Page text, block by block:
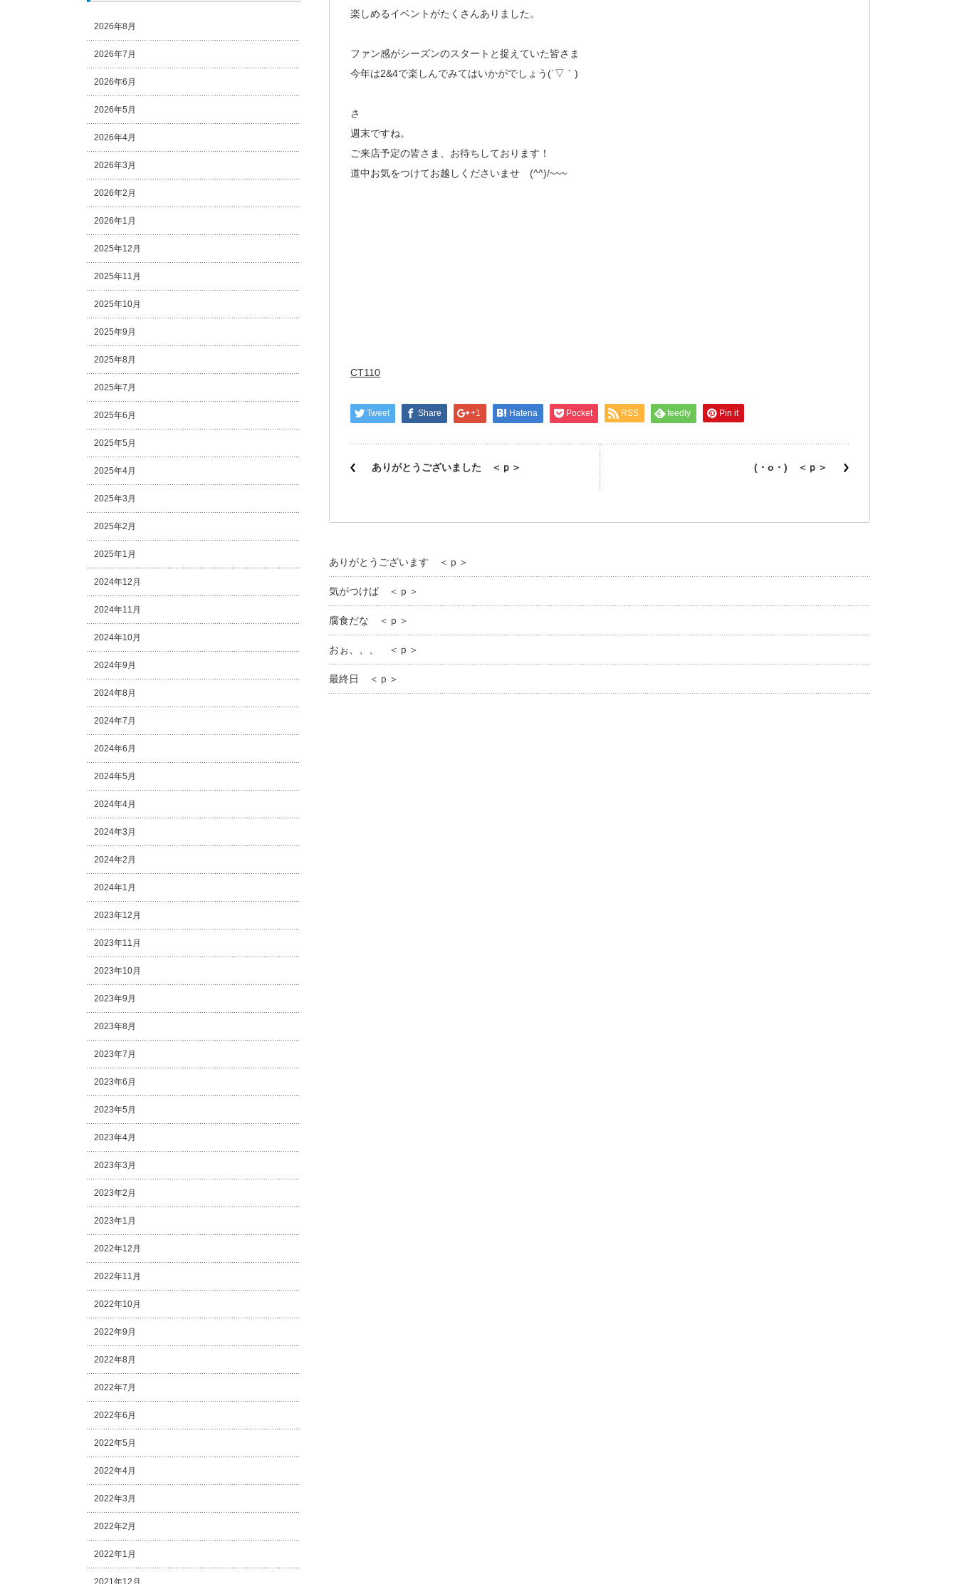
楽しめるイベントがたくさんありました。
ファン感がシーズンのスタートと捉えていた皆さま
今年は2&4で楽しんでみてはいかがでしょう(´▽｀)
さ
週末ですね。
ご来店予定の皆さま、お待ちしております！
道中お気をつけてお越しくださいませ (^^)/~~~
CT110
Tweet Share +1 Hatena Pocket RSS feedly Pin it
ありがとうございました ＜ｐ＞ (・o・) ＜ｐ＞
ありがとうございます ＜ｐ＞
気がつけば ＜ｐ＞
腐食だな ＜ｐ＞
おぉ、、、 ＜ｐ＞
最終日 ＜ｐ＞
2026年8月
2026年7月
2026年6月
2026年5月
2026年4月
2026年3月
2026年2月
2026年1月
2025年12月
2025年11月
2025年10月
2025年9月
2025年8月
2025年7月
2025年6月
2025年5月
2025年4月
2025年3月
2025年2月
2025年1月
2024年12月
2024年11月
2024年10月
2024年9月
2024年8月
2024年7月
2024年6月
2024年5月
2024年4月
2024年3月
2024年2月
2024年1月
2023年12月
2023年11月
2023年10月
2023年9月
2023年8月
2023年7月
2023年6月
2023年5月
2023年4月
2023年3月
2023年2月
2023年1月
2022年12月
2022年11月
2022年10月
2022年9月
2022年8月
2022年7月
2022年6月
2022年5月
2022年4月
2022年3月
2022年2月
2022年1月
2021年12月